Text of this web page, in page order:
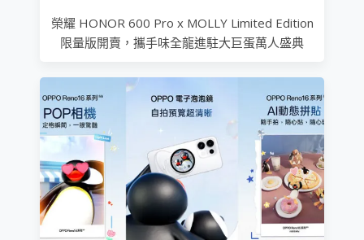
榮耀 HONOR 600 Pro x MOLLY Limited Edition
限量版開賣，攜手味全龍進駐大巨蛋萬人盛典